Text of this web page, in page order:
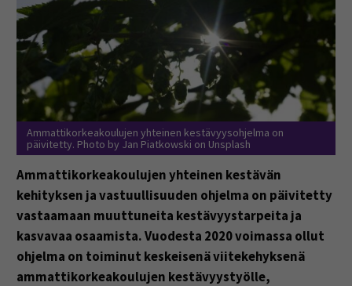
Ammattikorkeakoulujen yhteinen kestävyysohjelma on
päivitetty. Photo by Jan Piatkowski on Unsplash
Ammattikorkeakoulujen yhteinen kestävän
kehityksen ja vastuullisuuden ohjelma on päivitetty
vastaamaan muuttuneita kestävyystarpeita ja
kasvavaa osaamista. Vuodesta 2020 voimassa ollut
ohjelma on toiminut keskeisenä viitekehyksenä
ammattikorkeakoulujen kestävyystyölle,